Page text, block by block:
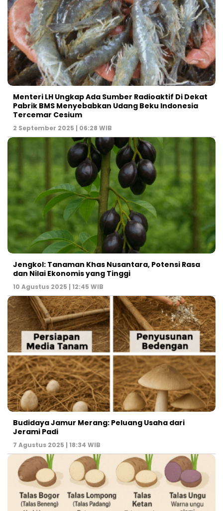
Menteri LH Ungkap Ada Sumber Radioaktif Di Dekat
Pabrik BMS Menyebabkan Udang Beku Indonesia
Tercemar Cesium
2 September 2025 | 06:28 WIB
Jengkol: Tanaman Khas Nusantara, Potensi Rasa
dan Nilai Ekonomis yang Tinggi
10 Agustus 2025 | 12:45 WIB
Budidaya Jamur Merang: Peluang Usaha dari
Jerami Padi
7 Agustus 2025 | 18:34 WIB